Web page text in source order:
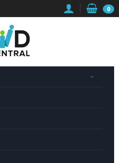
0